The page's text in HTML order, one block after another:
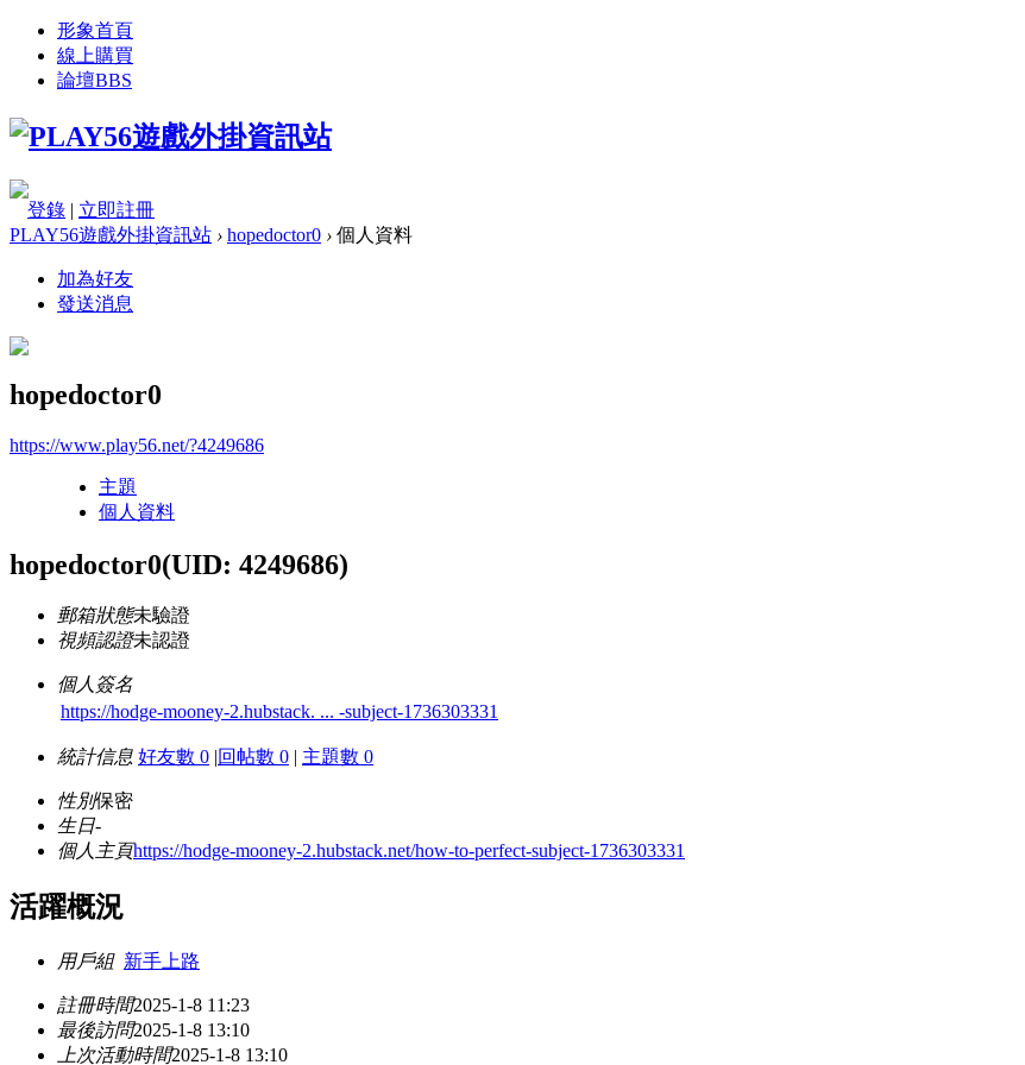
形象首頁
線上購買
論壇BBS
登錄 | 立即註冊
PLAY56遊戲外掛資訊站 › hopedoctor0 › 個人資料
加為好友
發送消息
hopedoctor0
https://www.play56.net/?4249686
主題
個人資料
hopedoctor0(UID: 4249686)
郵箱狀態未驗證
視頻認證未認證
個人簽名
https://hodge-mooney-2.hubstack. ... -subject-1736303331
統計信息 好友數 0 |回帖數 0 | 主題數 0
性別保密
生日-
個人主頁https://hodge-mooney-2.hubstack.net/how-to-perfect-subject-1736303331
活躍概況
用戶組 新手上路
註冊時間2025-1-8 11:23
最後訪問2025-1-8 13:10
上次活動時間2025-1-8 13:10